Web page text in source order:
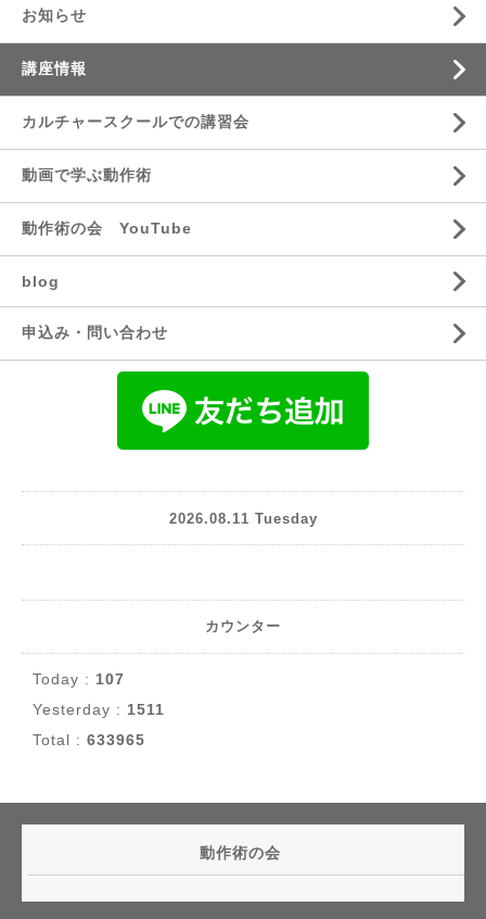
お知らせ
講座情報
カルチャースクールでの講習会
動画で学ぶ動作術
動作術の会 YouTube
blog
申込み・問い合わせ
2026.08.11 Tuesday
カウンター
Today : 107
Yesterday : 1511
Total : 633965
動作術の会